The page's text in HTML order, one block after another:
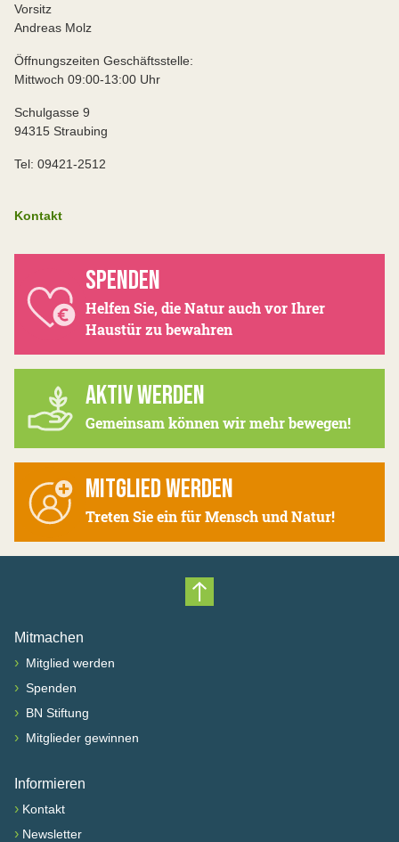
Vorsitz
Andreas Molz
Öffnungszeiten Geschäftsstelle:
Mittwoch 09:00-13:00 Uhr
Schulgasse 9
94315 Straubing
Tel: 09421-2512
Kontakt
SPENDEN
Helfen Sie, die Natur auch vor Ihrer
Haustür zu bewahren
AKTIV WERDEN
Gemeinsam können wir mehr bewegen!
MITGLIED WERDEN
Treten Sie ein für Mensch und Natur!
Nach oben scrollen
Mitmachen
› Mitglied werden
› Spenden
› BN Stiftung
› Mitglieder gewinnen
Informieren
› Kontakt
› Newsletter